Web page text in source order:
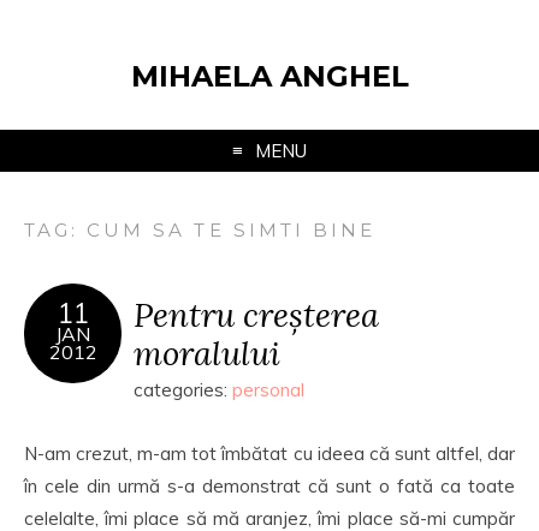
MIHAELA ANGHEL
MENU
TAG: CUM SA TE SIMTI BINE
11
JAN
2012
Pentru creșterea
moralului
categories: personal
N-am crezut, m-am tot îmbătat cu ideea că sunt altfel, dar
în cele din urmă s-a demonstrat că sunt o fată ca toate
celelalte, îmi place să mă aranjez, îmi place să-mi cumpăr